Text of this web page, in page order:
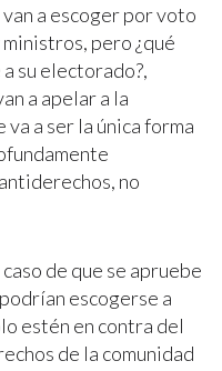
a escoger por voto
pero ¿qué
su electorado?,
a apelar a la
a ser la única forma
no
de que se apruebe
escogerse a
estén en contra del
de la comunidad